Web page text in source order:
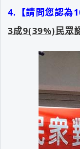
4.【請問您認為
3成9(39%)民眾